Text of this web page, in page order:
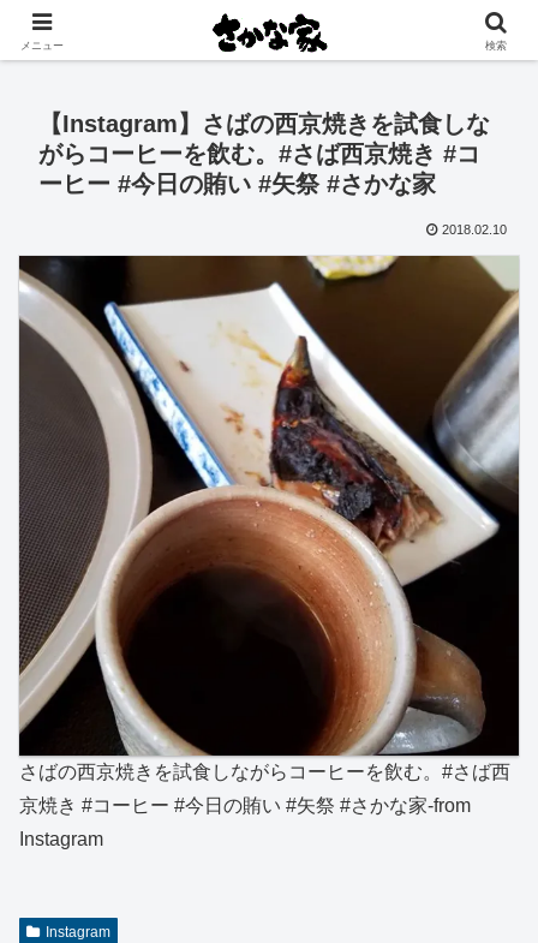
創業大正11年 矢祭町の中心で営む鮮魚店と飲食店
【Instagram】さばの西京焼きを試食しな
がらコーヒーを飲む。#さば西京焼き #コ
ーヒー #今日の賄い #矢祭 #さかな家
2018.02.10
さばの西京焼きを試食しながらコーヒーを飲む。#さば西
京焼き #コーヒー #今日の賄い #矢祭 #さかな家-from
Instagram
Instagram
メニュー 検索